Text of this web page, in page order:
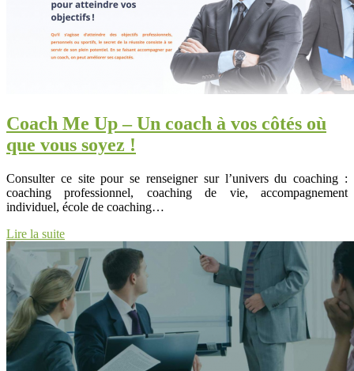
Coach Me Up – Un coach à vos côtés où
que vous soyez !
Consulter ce site pour se renseigner sur l’univers du coaching :
coaching professionnel, coaching de vie, accompagnement
individuel, école de coaching…
Lire la suite